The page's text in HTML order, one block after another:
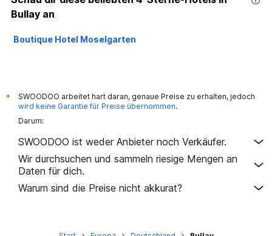
Bullay an
Boutique Hotel Moselgarten
*
SWOODOO arbeitet hart daran, genaue Preise zu erhalten, jedoch
wird keine Garantie für Preise übernommen.
Darum:
SWOODOO ist weder Anbieter noch Verkäufer.
Wir durchsuchen und sammeln riesige Mengen an
Daten für dich.
Warum sind die Preise nicht akkurat?